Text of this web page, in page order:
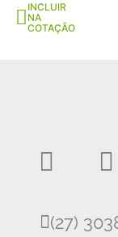
INCLUIR
NA
COTAÇÃO
(27)